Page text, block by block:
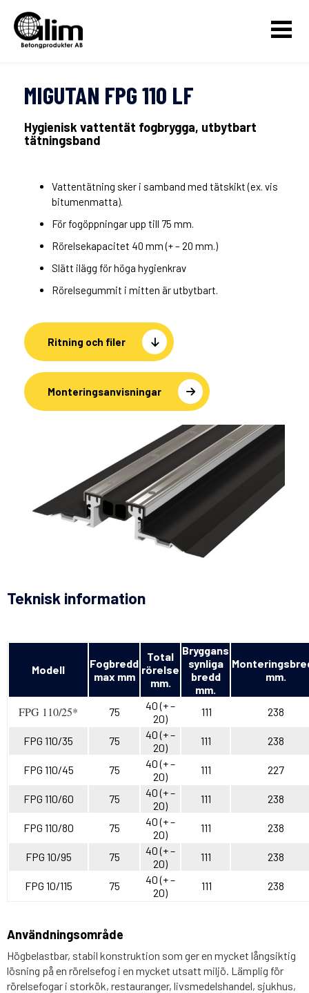
MIGUTAN FPG 110 LF
Hygienisk vattentät fogbrygga, utbytbart
tätningsband
Vattentätning sker i samband med tätskikt (ex. vis
bitumenmatta).
För fogöppningar upp till 75 mm.
Rörelsekapacitet 40 mm (+ – 20 mm.)
Slätt ilägg för höga hygienkrav
Rörelsegummit i mitten är utbytbart.
Ritning och filer
Monteringsanvisningar
Teknisk information
Modell
Fogbredd
max mm
Total
rörelse
mm.
Bryggans
synliga
bredd
mm.
mm.
FPG 110/25* 75
40 (+ –
20)
111 238
FPG 110/35 75
40 (+ –
20)
111 238
FPG 110/45 75
40 (+ –
20)
111 227
FPG 110/60 75
40 (+ –
20)
111 238
FPG 110/80 75
40 (+ –
20)
111 238
FPG 10/95 75
40 (+ –
20)
111 238
FPG 10/115 75
40 (+ –
20)
111 238
Användningsområde
Högbelastbar, stabil konstruktion som ger en mycket långsiktig
lösning på en rörelsefog i en mycket utsatt miljö. Lämplig för
rörelsefogar i storkök, restauranger, livsmedelshandel, sjukhus,